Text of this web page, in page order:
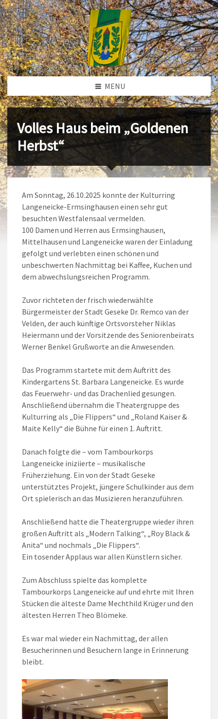
MENU
Volles Haus beim „Goldenen
Herbst“
Am Sonntag, 26.10.2025 konnte der Kulturring
Langeneicke-Ermsinghausen einen sehr gut
besuchten Westfalensaal vermelden.
100 Damen und Herren aus Ermsinghausen,
Mittelhausen und Langeneicke waren der Einladung
gefolgt und verlebten einen schönen und
unbeschwerten Nachmittag bei Kaffee, Kuchen und
dem abwechslungsreichen Programm.
Zuvor richteten der frisch wiederwählte
Bürgermeister der Stadt Geseke Dr. Remco van der
Velden, der auch künftige Ortsvorsteher Niklas
Heiermann und der Vorsitzende des Seniorenbeirats
Werner Benkel Grußworte an die Anwesenden.
Das Programm startete mit dem Auftritt des
Kindergartens St. Barbara Langeneicke. Es wurde
das Feuerwehr- und das Drachenlied gesungen.
Anschließend übernahm die Theatergruppe des
Kulturring als „Die Flippers“ und „Roland Kaiser &
Maite Kelly“ die Bühne für einen 1. Auftritt.
Danach folgte die – vom Tambourkorps
Langeneicke iniziierte – musikalische
Früherziehung. Ein von der Stadt Geseke
unterstütztes Projekt, jüngere Schulkinder aus dem
Ort spielerisch an das Musizieren heranzuführen.
Anschließend hatte die Theatergruppe wieder ihren
großen Auftritt als „Modern Talking“, „Roy Black &
Anita“ und nochmals „Die Flippers“.
Ein tosender Applaus war allen Künstlern sicher.
Zum Abschluss spielte das komplette
Tambourkorps Langeneicke auf und ehrte mit Ihren
Stücken die älteste Dame Mechthild Krüger und den
ältesten Herren Theo Blömeke.
Es war mal wieder ein Nachmittag, der allen
Besucherinnen und Besuchern lange in Erinnerung
bleibt.